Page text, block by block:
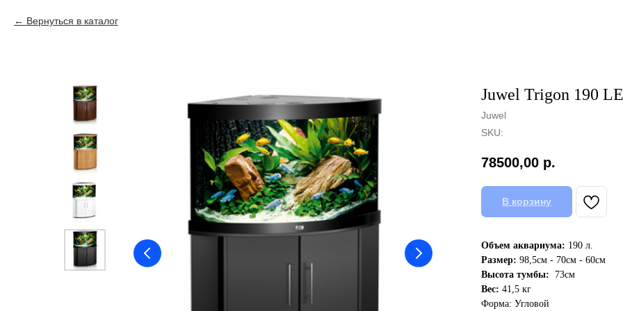
Вернуться в каталог
Juwel Trigon 190
Juwel
SKU:
78500,00 р.
В корзину
Объем аквариума: 190 л.
Размер: 98,5см - 70см - 60см
Высота тумбы: 73см
Вес: 41,5 кг
Форма: Угловой